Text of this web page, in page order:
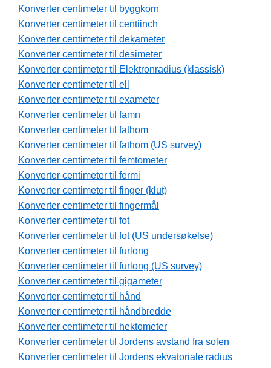
Konverter centimeter til byggkorn
Konverter centimeter til centiinch
Konverter centimeter til dekameter
Konverter centimeter til desimeter
Konverter centimeter til Elektronradius (klassisk)
Konverter centimeter til ell
Konverter centimeter til exameter
Konverter centimeter til famn
Konverter centimeter til fathom
Konverter centimeter til fathom (US survey)
Konverter centimeter til femtometer
Konverter centimeter til fermi
Konverter centimeter til finger (klut)
Konverter centimeter til fingermål
Konverter centimeter til fot
Konverter centimeter til fot (US undersøkelse)
Konverter centimeter til furlong
Konverter centimeter til furlong (US survey)
Konverter centimeter til gigameter
Konverter centimeter til hånd
Konverter centimeter til håndbredde
Konverter centimeter til hektometer
Konverter centimeter til Jordens avstand fra solen
Konverter centimeter til Jordens ekvatoriale radius